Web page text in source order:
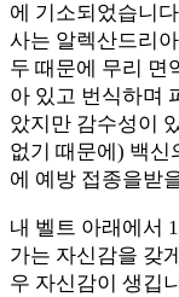
에 기소되었습니
사는 알렉산드리
두 때문에 무리 면
아 있고 번식하며
았지만 감수성이
없기 때문에) 백신
에 예방 접종을받
내 벨트 아래에서
가는 자신감을 갖
우 자신감이 생깁